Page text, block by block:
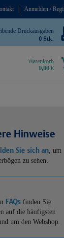
Anmelden /
Druckausgaben
0 Stk.
Warenkorb
0,00 €
Hinweise
Sie sich an, um
zu sehen.
FAQs finden Sie
auf die häufigsten
um den Webshop.